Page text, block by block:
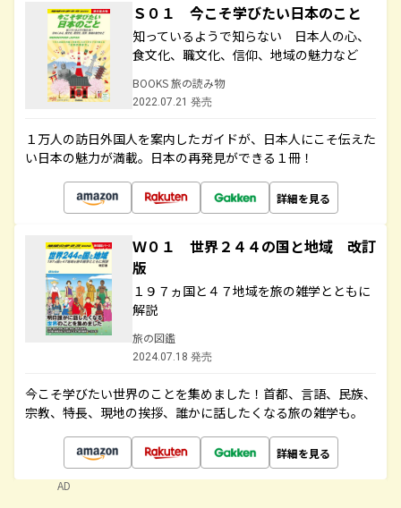
Ｓ０１ 今こそ学びたい日本のこと
知っているようで知らない 日本人の心、
食文化、職文化、信仰、地域の魅力など
BOOKS 旅の読み物
2022.07.21 発売
１万人の訪日外国人を案内したガイドが、日本人にこそ伝えた
い日本の魅力が満載。日本の再発見ができる１冊！
詳細を見る
Ｗ０１ 世界２４４の国と地域 改訂
版
１９７ヵ国と４７地域を旅の雑学とともに
解説
旅の図鑑
2024.07.18 発売
今こそ学びたい世界のことを集めました！首都、言語、民族、
宗教、特長、現地の挨拶、誰かに話したくなる旅の雑学も。
詳細を見る
AD